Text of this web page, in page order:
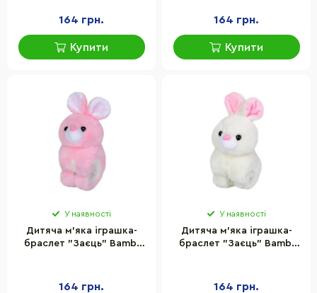
164 грн.
Купити
164 грн.
Купити
У наявності
Дитяча м'яка іграшка-
браслет "Заєць" Bambi
164 грн.
У наявності
Дитяча м'яка іграшка-
браслет "Заєць" Bambi
164 грн.